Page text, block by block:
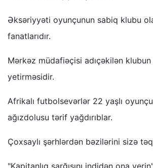
Əksəriyyəti oyunçunun sabiq klubu
fanatlarıdır.
Mərkəz müdafiəçisi adıçəkilən
yetirməsidir.
Afrikalı futbolsevərlər 22 yaşlı
ağızdolusu tərif yağdırıblar.
Çoxsaylı şərhlərdən bəzilərini sizə
"Kapitanlıq sarğısını indidən ona